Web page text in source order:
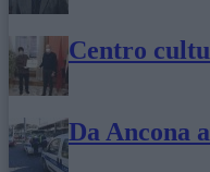
Centro
Da Ancona